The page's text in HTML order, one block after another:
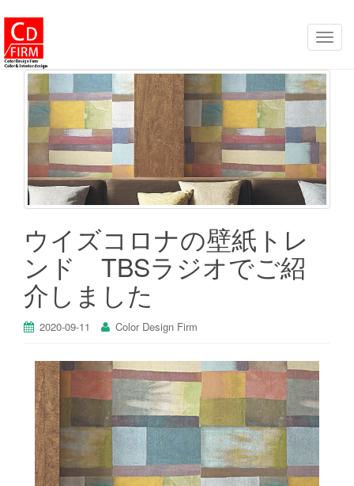
ナ
ゲ
ー
シ
ョ
ン
を
切
ウイズコロナの壁紙トレ
ンド TBSラジオでご紹
介しました
2020-09-11 Color Design Firm